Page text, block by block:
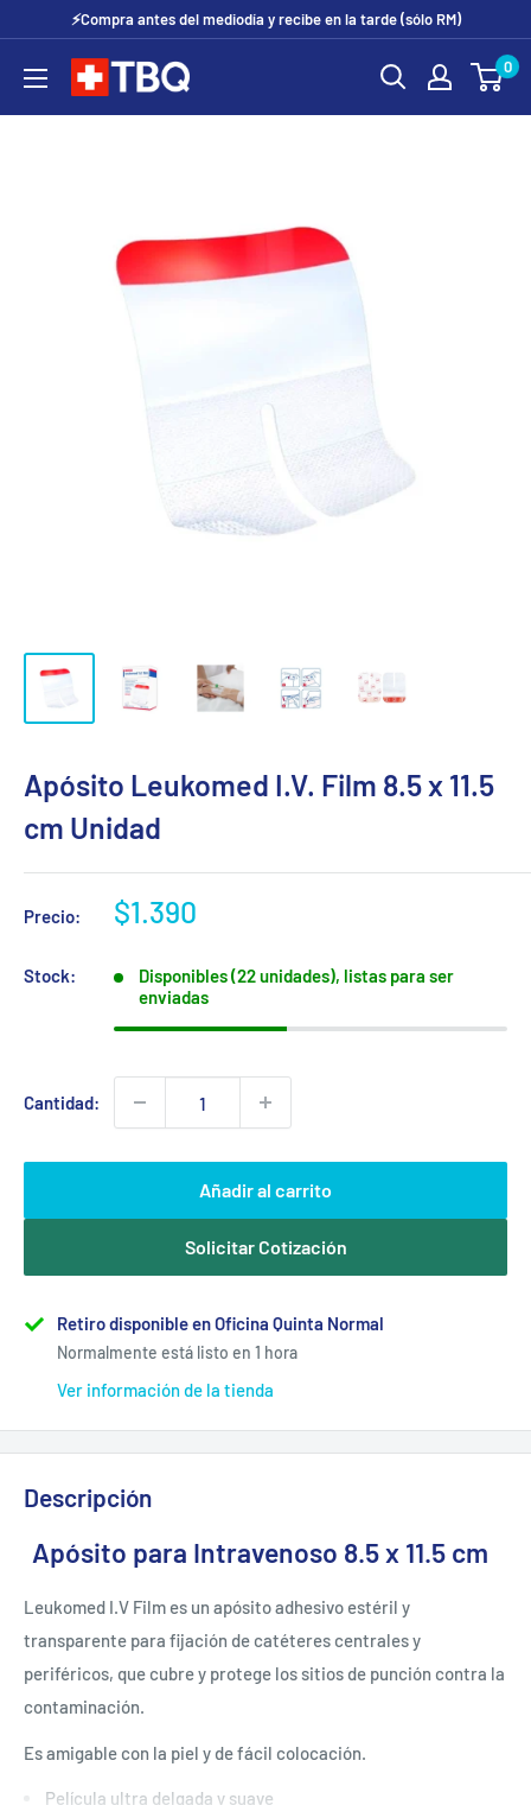
contenido
⚡Compra antes del mediodía y recibe en la tarde (sólo RM)
tubotiquin.cl 0
Apósito Leukomed I.V. Film 8.5 x 11.5
cm Unidad
Precio:
Precio
venta
$1.390
Stock:
Disponibles (22 unidades), listas para ser
enviadas
Cantidad:
Añadir al carrito
Solicitar Cotización
Retiro disponible en Oficina Quinta Normal
Normalmente está listo en 1 hora
Ver información de la tienda
Descripción
Apósito para Intravenoso 8.5 x 11.5 cm
Leukomed I.V Film es un apósito adhesivo estéril y
transparente para fijación de catéteres centrales y
periféricos, que cubre y protege los sitios de punción contra la
contaminación.
Es amigable con la piel y de fácil colocación.
Película ultra delgada y suave